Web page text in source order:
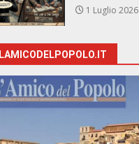
1 Luglio 2026
LAMICODELPOPOLO.IT